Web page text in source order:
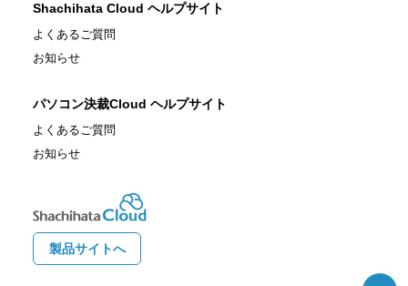
製品サイトへ
Shachihata Cloud ヘルプサイト
よくあるご質問
お知らせ
パソコン決裁Cloud ヘルプサイト
よくあるご質問
お知らせ